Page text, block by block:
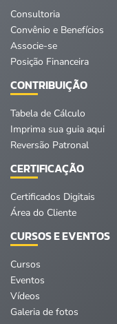
Consultoria
Convênio e Benefícios
Associe-se
Posição Financeira
CONTRIBUIÇÃO
Tabela de Cálculo
Imprima sua guia aqui
Reversão Patronal
CERTIFICAÇÃO
Certificados Digitais
Área do Cliente
CURSOS E EVENTOS
Cursos
Eventos
Vídeos
Galeria de fotos